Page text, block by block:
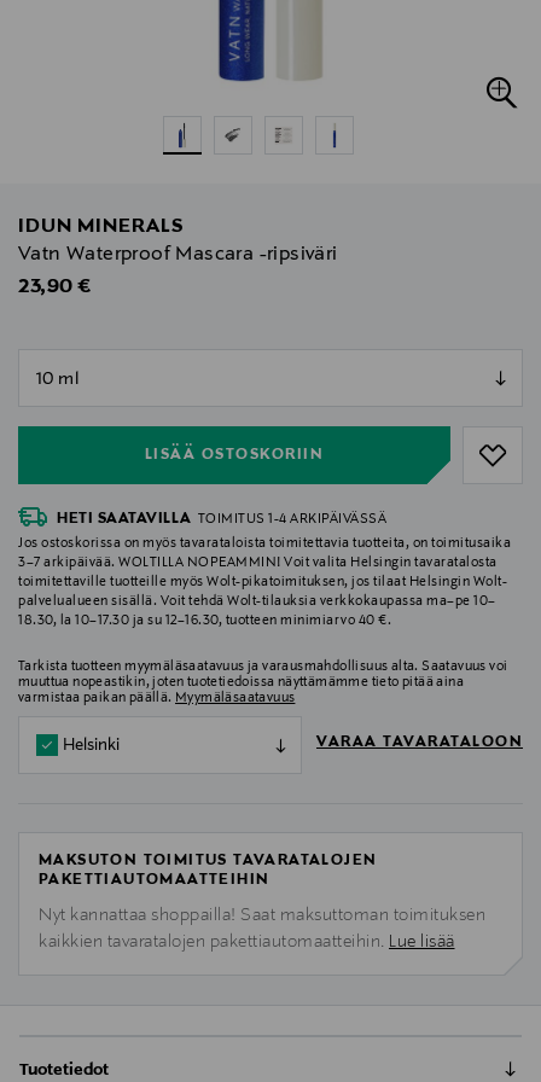
IDUN MINERALS
Vatn Waterproof Mascara -ripsiväri
Original Price
23,90 €
LISÄÄ OSTOSKORIIN
null
HETI SAATAVILLA
TOIMITUS 1-4 ARKIPÄIVÄSSÄ
Jos ostoskorissa on myös tavarataloista toimitettavia tuotteita, on toimitusaika
3–7 arkipäivää. WOLTILLA NOPEAMMIN! Voit valita Helsingin tavaratalosta
toimitettaville tuotteille myös Wolt-pikatoimituksen, jos tilaat Helsingin Wolt-
palvelualueen sisällä. Voit tehdä Wolt-tilauksia verkkokaupassa ma–pe 10–
18.30, la 10–17.30 ja su 12–16.30, tuotteen minimiarvo 40 €.
Tarkista tuotteen myymäläsaatavuus ja varausmahdollisuus alta. Saatavuus voi
muuttua nopeastikin, joten tuotetiedoissa näyttämämme tieto pitää aina
varmistaa paikan päällä. Myymäläsaatavuus
Helsinki VARAA TAVARATALOON
MAKSUTON TOIMITUS TAVARATALOJEN
PAKETTIAUTOMAATTEIHIN
Nyt kannattaa shoppailla! Saat maksuttoman toimituksen
kaikkien tavaratalojen pakettiautomaatteihin. Lue lisää
Tuotetiedot